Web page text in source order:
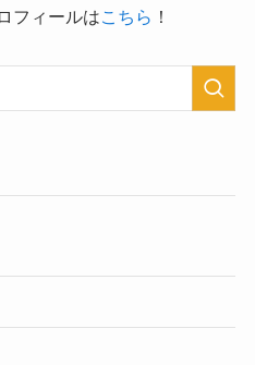
フィールはこちら ！